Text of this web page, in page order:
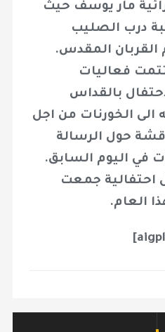
مار يوسف حيث
درب الصليب
المقدس.
فعاليات
بالقداس
الى الخورنات من اجل
حول الرسالة
في اليوم السابق.
احتفالية جمعت
العام.